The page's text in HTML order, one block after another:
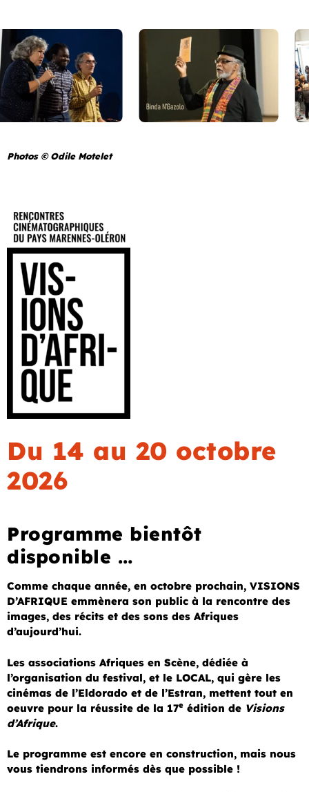
Photos © Odile Motelet
Du 14 au 20 octobre
2026
Programme bientôt
disponible …
Comme chaque année, en octobre prochain, VISIONS
D’AFRIQUE emmènera son public à la rencontre des
images, des récits et des sons des Afriques
d’aujourd’hui.
Les associations Afriques en Scène, dédiée à
l’organisation du festival, et le LOCAL, qui gère les
cinémas de l’Eldorado et de l’Estran, mettent tout en
oeuvre pour la réussite de la 17e édition de Visions
d’Afrique.
Le programme est encore en construction, mais nous
vous tiendrons informés dès que possible !